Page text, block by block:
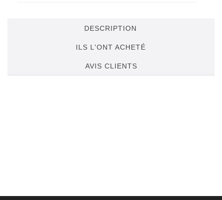
DESCRIPTION
ILS L'ONT ACHETÉ
AVIS CLIENTS